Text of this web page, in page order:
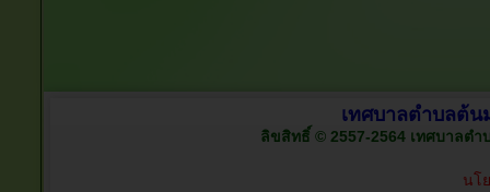
เทศบาลตำบลต้น
ลิขสิทธิ์ © 2557-2564 เทศบาลตำ
นโ